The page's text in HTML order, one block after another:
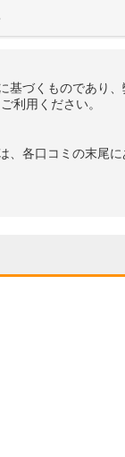
基づくものであり
利用ください。
、各口コミの末尾